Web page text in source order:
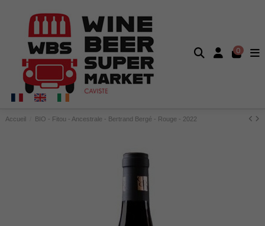
0
Accueil BIO - Fitou - Ancestrale - Bertrand Bergé - Rouge - 2022